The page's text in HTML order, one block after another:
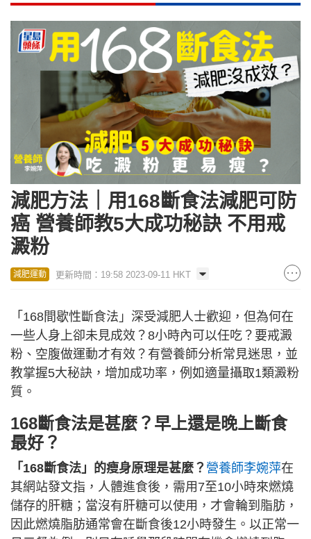
減肥方法｜用168斷食法減肥可防
癌 營養師教5大成功秘訣 不用戒
澱粉
減肥運動 更新時間：19:58 2023-09-11 HKT
「168間歇性斷食法」深受減肥人士歡迎，但為何在
一些人身上卻未見成效？8小時內可以任吃？要戒澱
粉、空腹做運動才有效？有營養師分析常見迷思，並
教掌握5大秘訣，增加成功率，例如適量攝取1類澱粉
質。
168斷食法是甚麼？早上還是晚上斷食
最好？
「168斷食法」的瘦身原理是甚麼？ 營養師李婉萍在
其網站發文指，人體進食後，需用7至10小時來燃燒
儲存的肝糖；當沒有肝糖可以使用，才會輪到脂肪，
因此燃燒脂肪通常會在斷食後12小時發生。以正常一